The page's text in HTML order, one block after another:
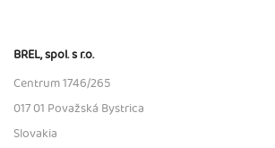
BREL, spol. s r.o.
Centrum 1746/265
017 01 Považská Bystrica
Slovakia